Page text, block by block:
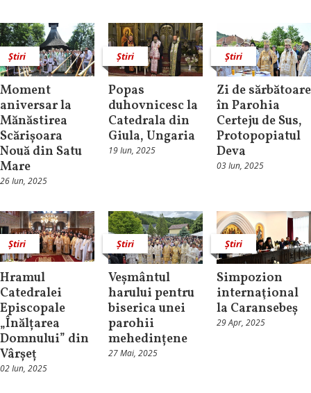
Știri
Moment
aniversar la
Mănăstirea
Scărișoara
Nouă din Satu
Mare
26 Iun, 2025
Știri
Popas
duhovnicesc la
Catedrala din
Giula, Ungaria
19 Iun, 2025
Știri
Zi de sărbătoare
în Parohia
Certeju de Sus,
Protopopiatul
Deva
03 Iun, 2025
Știri
Hramul
Catedralei
Episcopale
„Înălțarea
Domnului” din
Vârșeț
02 Iun, 2025
Știri
Veșmântul
harului pentru
biserica unei
parohii
mehedințene
27 Mai, 2025
Știri
Simpozion
internaţional
la Caransebeș
29 Apr, 2025